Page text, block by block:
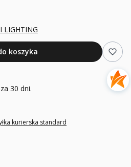
LIGHTING
koszyka
30 dni.
kurierska standard